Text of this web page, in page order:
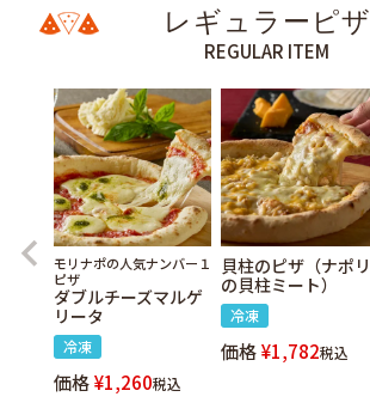
レギュラーピザ
REGULAR ITEM
モリナポの人気ナンバー１
ピザ
ダブルチーズマルゲ
リータ
冷凍
価格¥1,260税込
貝柱のピザ（ナポリ
の貝柱ミート）
冷凍
価格¥1,782税込